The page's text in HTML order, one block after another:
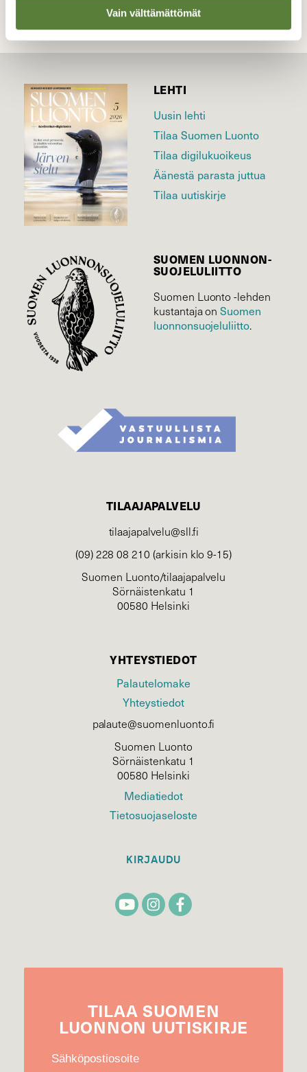
Vain välttämättömät
LEHTI
Uusin lehti
Tilaa Suomen Luonto
Tilaa digilukuoikeus
Äänestä parasta juttua
Tilaa uutiskirje
SUOMEN LUONNON­
SUOJELU­LIITTO
Suomen Luonto -lehden
kustantaja onSuomen
luonnonsuojelu­liitto.
TILAAJAPALVELU
tilaajapalvelu@sll.fi
(09) 228 08 210 (arkisin klo 9-15)
Suomen Luonto/tilaajapalvelu
Sörnäistenkatu 1
00580 Helsinki
YHTEYSTIEDOT
Palautelomake
Yhteystiedot
palaute@suomenluonto.fi
Suomen Luonto
Sörnäistenkatu 1
00580 Helsinki
Mediatiedot
Tietosuojaseloste
KIRJAUDU
TILAA SUOMEN
LUONNON UUTIS­KIRJE
Sähköpostiosoite